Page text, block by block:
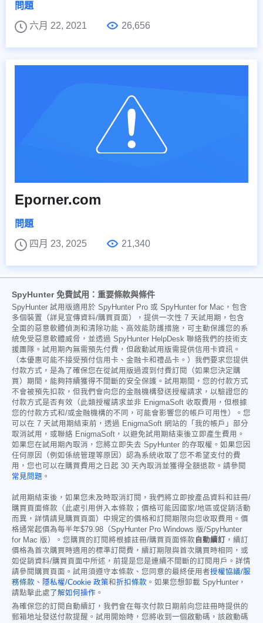
問題
六月 22, 2021
26,656
Eporner.com
問題
四月 23, 2025
21,340
SpyHunter 免費試用：重要條款與條件
SpyHunter 試用版適用於 SpyHunter Pro 或 SpyHunter for Mac，包含
多個裝置（詳見宣傳資料/購買頁面），提供一次性 7 天試用期，包含
全面的惡意軟體偵測和清除功能、高效能防護措施，可主動保護您的系
統免受惡意軟體威脅，並透過 SpyHunter HelpDesk 聯絡我們的技術支
援團隊。試用期內無需預先付費，但啟動試用版需提供信用卡資訊。
（本優惠可能不接受預付信用卡、金融卡和禮品卡。）我們要求您提供
付款方式，是為了確保您在從試用版過渡到付費訂閱（如果您決定購
買）期間，能夠持續獲得不間斷的安全保護。試用期間，您的付款方式
不會被預先扣款，但我們會向您的金融機構發送授權請求，以驗證您的
付款方式是否有效（此類授權請求並非 EnigmaSoft 收取費用，但根據
您的付款方式和/或金融機構的不同，可能會影響您的帳戶可用性）。您
可以在 7 天試用期結束前，透過 EnigmaSoft 網站的「我的帳戶」部分
取消試用，或聯絡 EnigmaSoft，以避免試用期結束後立即產生費用。
如果您在試用期內取消，您將立即失去 SpyHunter 的存取權。如果您因
任何原因（例如係統管理等原因）認為系統收取了您不希望支付的費
用，您也可以在購買費用之日起 30 天內取消並獲得全額退款。請參閱
常見問題 。
試用期結束後，如果您未及時取消訂閱，我們將立即按產品資料和註冊/
購買頁面條款（此處引用併入本條款；價格可能因國家/地區或促銷活動
而異，詳情請見購買頁面）中規定的價格和訂閱期限向您收取費用。價
格通常起價為每半年$79.98 （SpyHunter Pro Windows 版/SpyHunter
for Mac 版）。您購買的訂閱將根據註冊/購買頁面條款 自動續訂
，續訂
價格為首次購買時適用的標準訂閱費，續訂期限與首次購買時相同，或
如促銷資料/購買頁面中所述，前提是您是連續不間斷的訂閱用戶。詳情
請參閱購買頁面。試用須遵守本條款、您同意的最終使用者授權協議/服
務條款 、 隱私權/Cookie 政策和折扣條款 。如果您想卸載 SpyHunter，
請點擊此處 了解如何操作 。
為確保您的訂閱自動續訂，我們會在每次付款日期前向您註冊時提供的
郵箱地址發送付款提醒。試用開始時，您將收到一個啟動碼，該啟動碼